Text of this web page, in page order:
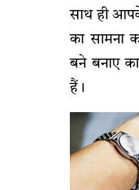
साथ ही
का सामना
बने बनाए
हैं।